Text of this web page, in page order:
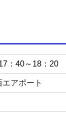
：40～18：20
アポート